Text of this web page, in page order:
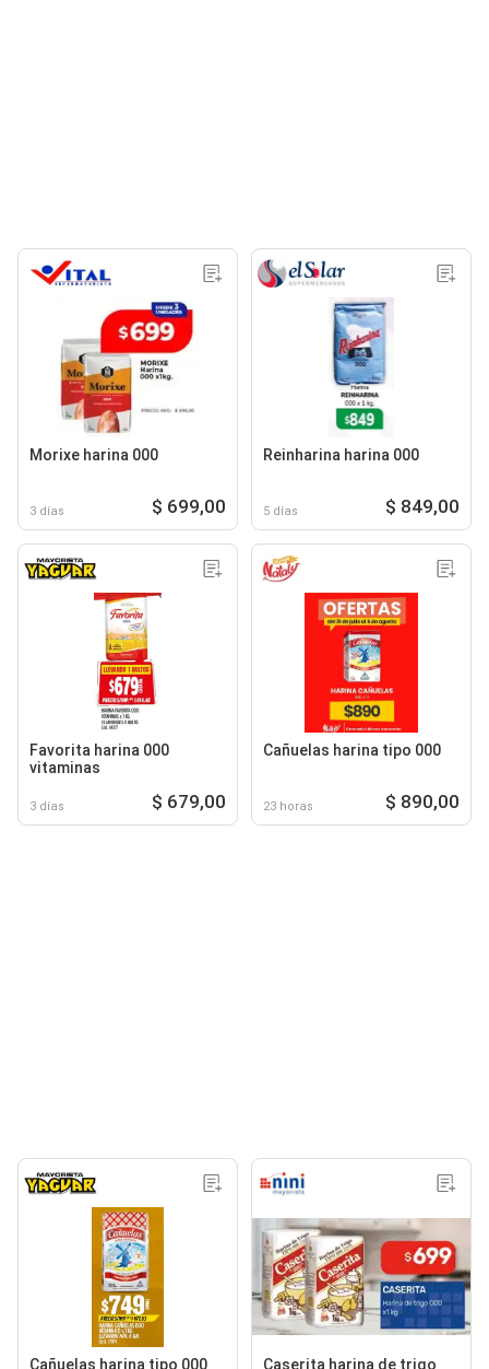
Morixe harina 000
3 días $ 699,00
Reinharina harina 000
5 días $ 849,00
Favorita harina 000
vitaminas
3 días $ 679,00
Cañuelas harina tipo 000
23 horas $ 890,00
Cañuelas harina tipo 000 Caserita harina de trigo